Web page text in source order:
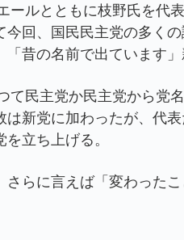
ルとともに枝野氏を代
回、国民民主党の多く
昔の名前で出ています」
民主党か民主党から党
新党に加わったが、代
立ち上げる。
らに言えば「変わったこ